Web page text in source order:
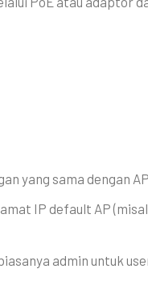
yang sama dengan
IP default AP
admin untuk